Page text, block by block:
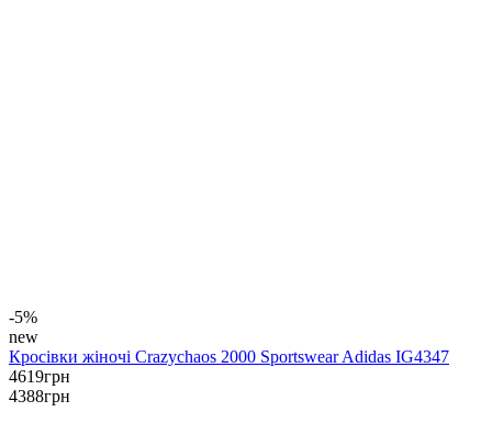
-5%
new
Кросівки жіночі Crazychaos 2000 Sportswear Adidas IG4347
4619грн
4388грн